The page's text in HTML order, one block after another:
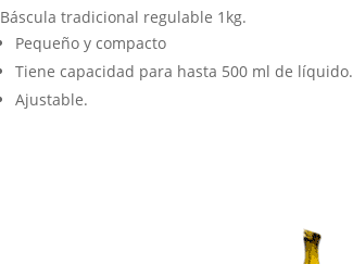
Báscula tradicional regulable 1kg.
Pequeño y compacto
Tiene capacidad para hasta 500 ml de líquido.
Ajustable.